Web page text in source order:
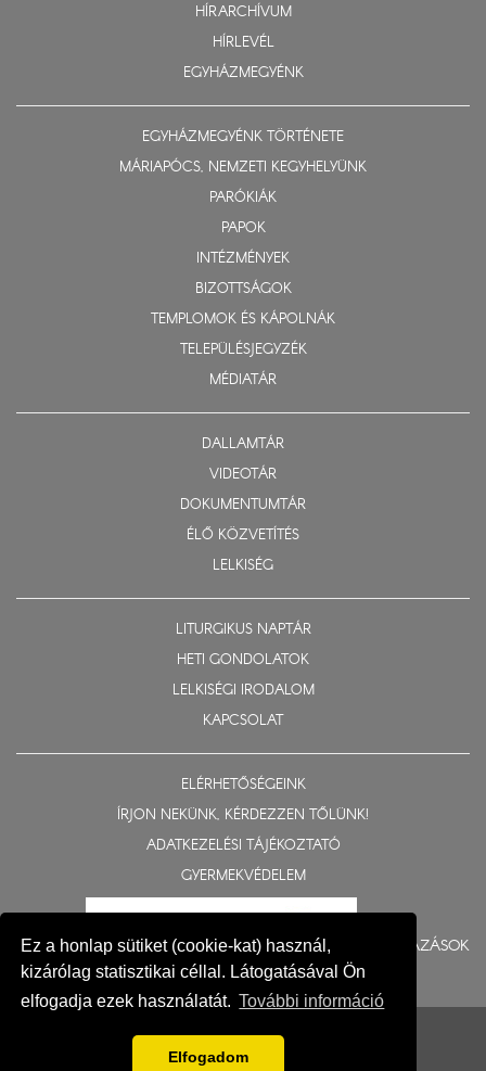
Ez a honlap sütiket (cookie-kat) használ,
kizárólag statisztikai céllal. Látogatásával Ön
elfogadja ezek használatát. További információ
Elfogadom
HÍRARCHÍVUM
HÍRLEVÉL
EGYHÁZMEGYÉNK
EGYHÁZMEGYÉNK TÖRTÉNETE
MÁRIAPÓCS, NEMZETI KEGYHELYÜNK
PARÓKIÁK
PAPOK
INTÉZMÉNYEK
BIZOTTSÁGOK
TEMPLOMOK ÉS KÁPOLNÁK
TELEPÜLÉSJEGYZÉK
MÉDIATÁR
DALLAMTÁR
VIDEOTÁR
DOKUMENTUMTÁR
ÉLŐ KÖZVETÍTÉS
LELKISÉG
LITURGIKUS NAPTÁR
HETI GONDOLATOK
LELKISÉGI IRODALOM
KAPCSOLAT
ELÉRHETŐSÉGEINK
ÍRJON NEKÜNK, KÉRDEZZEN TŐLÜNK!
ADATKEZELÉSI TÁJÉKOZTATÓ
GYERMEKVÉDELEM
BERUHÁZÁSOK
Impresszum